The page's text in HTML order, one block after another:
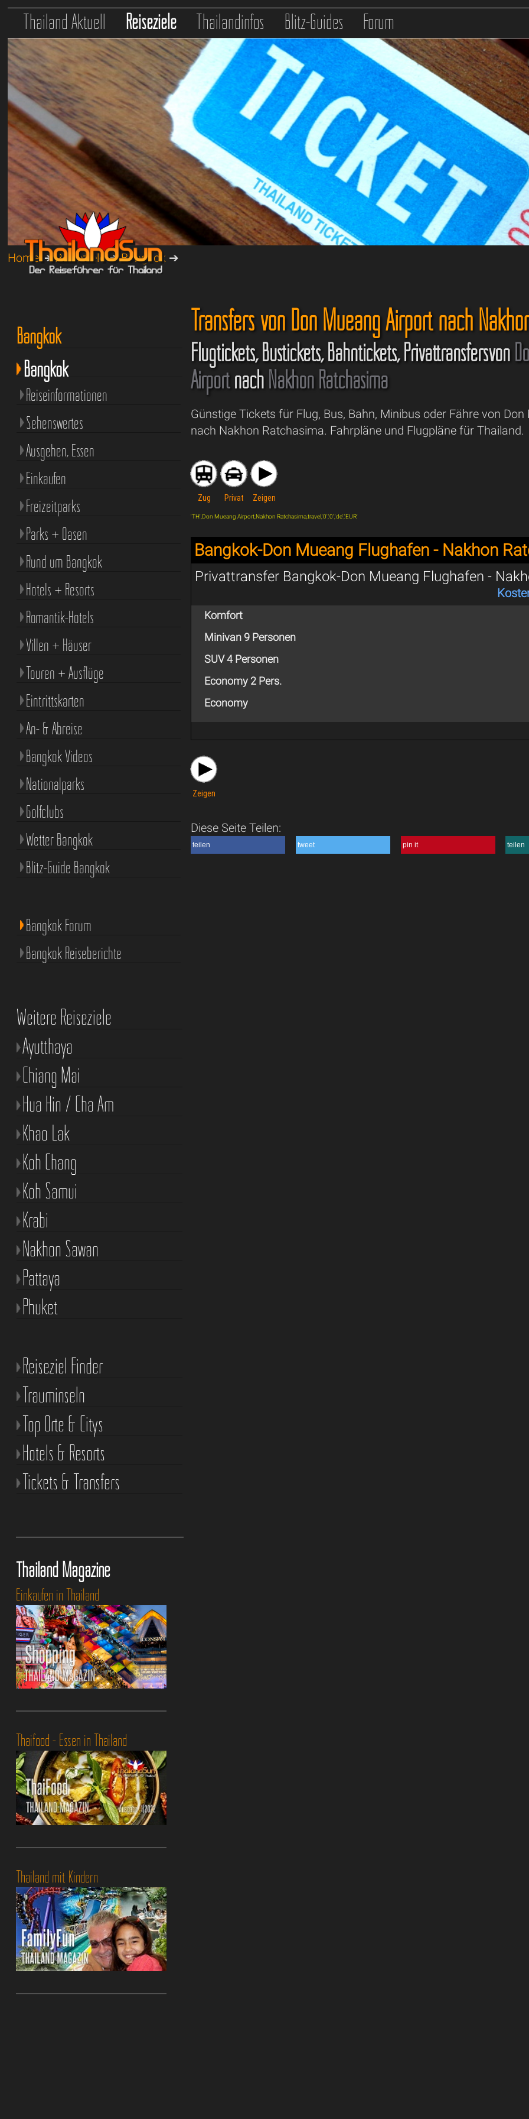
Thailand Aktuell Reiseziele Thailandinfos Blitz-Guides Forum
Home➔Reiseziele➔Bangkok ➔
Transfers von Don Mueang Airport nach
Flugtickets, Bustickets, Bahntickets, Privattransfersvon
Airportnach Nakhon Ratchasima
Günstige Tickets für Flug, Bus, Bahn, Minibus oder Fähre von
nach Nakhon Ratchasima. Fahrpläne und Flugpläne für Thailand.
Zug Privat Zeigen
'TH',Don Mueang Airport,Nakhon Ratchasima,travel,'0','0','de','EUR'
Bangkok-Don Mueang Flughafen - Nakhon
Privattransfer Bangkok-Don Mueang Flughafen -
Komfort
Minivan 9 Personen
SUV 4 Personen
Economy 2 Pers.
Economy
Zeigen
Diese Seite Teilen:
teilen tweet pin it teilen
Bangkok
Bangkok
Reiseinformationen
Sehenswertes
Ausgehen, Essen
Einkaufen
Freizeitparks
Parks + Oasen
Rund um Bangkok
Hotels + Resorts
Romantik-Hotels
Villen + Häuser
Touren + Ausflüge
Eintrittskarten
An- & Abreise
Bangkok Videos
Nationalparks
Golfclubs
Wetter Bangkok
Blitz-Guide Bangkok
Bangkok Forum
Bangkok Reiseberichte
Weitere Reiseziele
Ayutthaya
Chiang Mai
Hua Hin / Cha Am
Khao Lak
Koh Chang
Koh Samui
Krabi
Nakhon Sawan
Pattaya
Phuket
Reiseziel Finder
Trauminseln
Top Orte & Citys
Hotels & Resorts
Tickets & Transfers
Thailand Magazine
Einkaufen in Thailand
Thaifood - Essen in Thailand
Thailand mit Kindern